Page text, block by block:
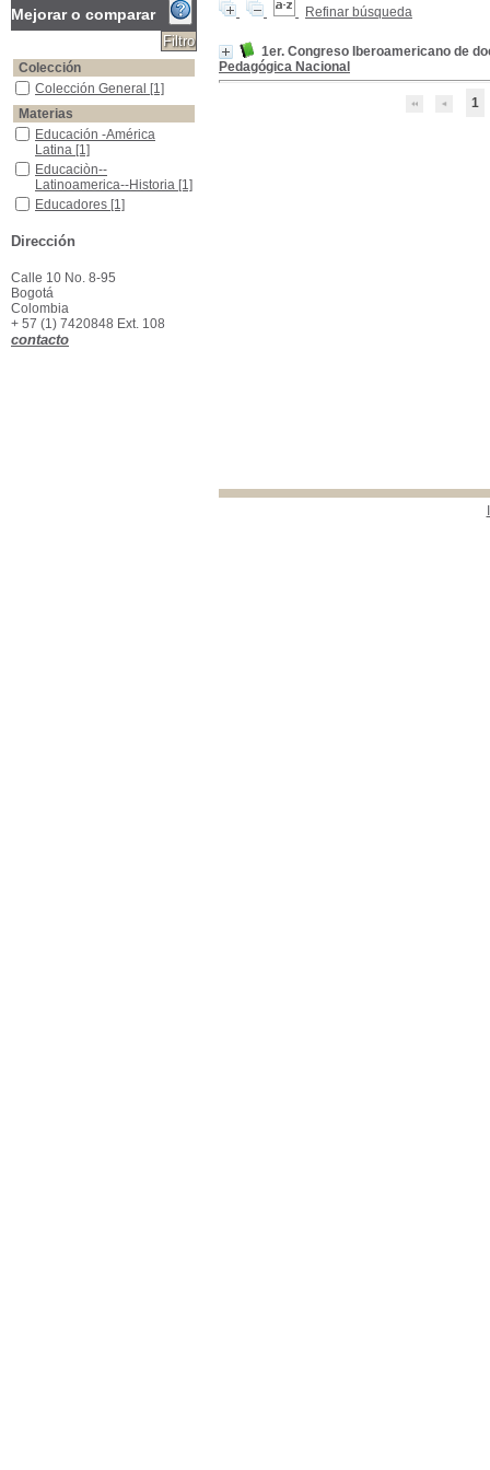
Refinar búsqueda
1er. Congreso Iberoamericano de
Pedagógica Nacional
1
Mejorar o comparar
Colección
Colección General
Colección General [1]
Materias
Educación -América Latina
Educación -América
Latina [1]
Educaciòn--Latinoamerica--Historia
Educaciòn--
Latinoamerica--Historia [1]
Educadores
Educadores [1]
Metodología
Metodología
Dirección
Calle 10 No. 8-95
Bogotá
Colombia
+ 57 (1) 7420848 Ext. 108
contacto